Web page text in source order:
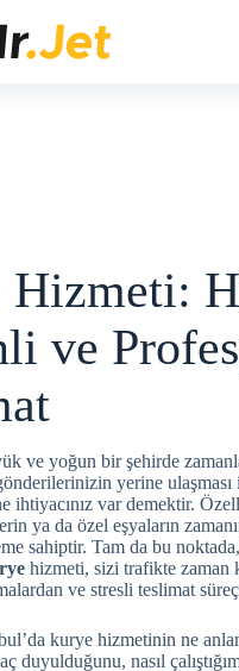
ve
ve yoğun bir şehirde
yerine
ihtiyacınız var demektir.
ya da özel eşyaların
sahiptir. Tam da bu
hizmeti, sizi trafikte zaman
ve stresli teslimat
kurye hizmetinin ne
duyulduğunu, nasıl